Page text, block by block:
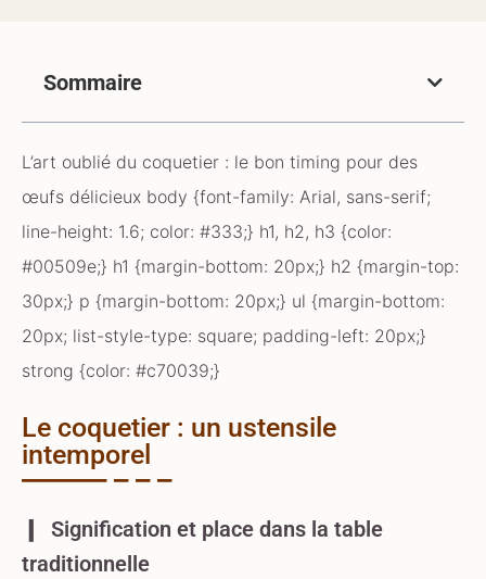
Sommaire
L’art oublié du coquetier : le bon timing pour des
œufs délicieux body {font-family: Arial, sans-serif;
line-height: 1.6; color: #333;} h1, h2, h3 {color:
#00509e;} h1 {margin-bottom: 20px;} h2 {margin-top:
30px;} p {margin-bottom: 20px;} ul {margin-bottom:
20px; list-style-type: square; padding-left: 20px;}
strong {color: #c70039;}
Le coquetier : un ustensile
intemporel
Signification et place dans la table
traditionnelle